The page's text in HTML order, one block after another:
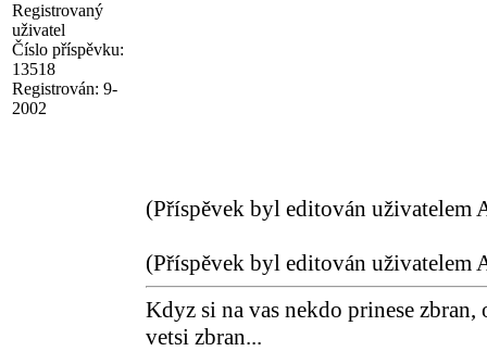
Registrovaný
uživatel
Číslo příspěvku:
13518
Registrován: 9-
2002
(Příspěvek byl editován uživatelem
(Příspěvek byl editován uživatelem
Kdyz si na vas nekdo prinese zbran,
vetsi zbran...